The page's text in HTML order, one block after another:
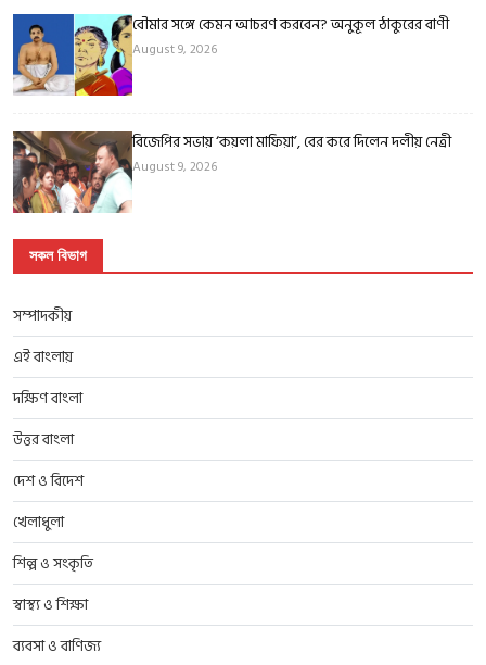
বৌমার সঙ্গে কেমন আচরণ করবেন? অনুকূল ঠাকুরের বাণী
August 9, 2026
বিজেপির সভায় ‘কয়লা মাফিয়া’, বের করে দিলেন দলীয় নেত্রী
August 9, 2026
সকল বিভাগ
সম্পাদকীয়
এই বাংলায়
দক্ষিণ বাংলা
উত্তর বাংলা
দেশ ও বিদেশ
খেলাধুলা
শিল্প ও সংকৃতি
স্বাস্থ্য ও শিক্ষা
ব্যবসা ও বাণিজ্য